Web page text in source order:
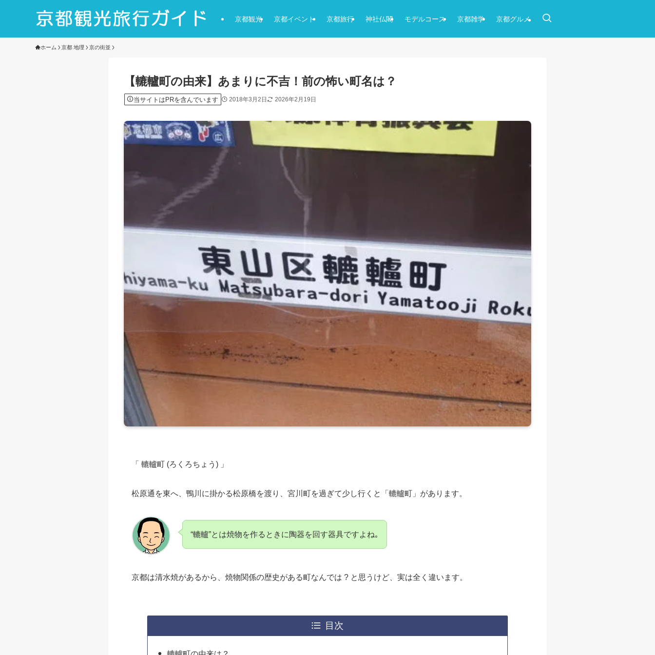
京都観光 京都イベント 京都旅行 神社仏閣 モデルコース 京都雑学 京都グルメ
ホーム 京都 地理 京の街並
【轆轤町の由来】あまりに不吉！前の怖い町名は？
当サイトはPRを含んでいます 2018年3月2日 2026年2月19日
「 轆轤町 (ろくろちょう) 」
松原通を東へ、鴨川に掛かる松原橋を渡り、宮川町を過ぎて少し行くと「轆轤町」があります。
“轆轤”とは焼物を作るときに陶器を回す器具ですよね｡
京都は清水焼があるから、焼物関係の歴史がある町なんでは ? と思うけど、実は全く違います。
目次